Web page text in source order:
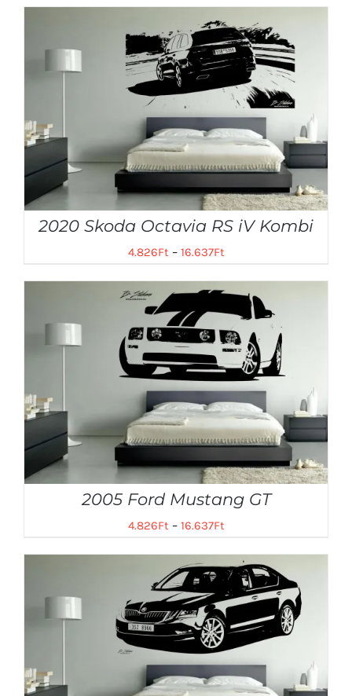
2020 Skoda Octavia RS iV Kombi
4.826Ft– 16.637Ft
2005 Ford Mustang GT
4.826Ft– 16.637Ft